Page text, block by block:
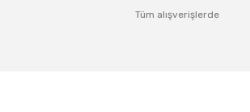
Tüm alışverişlerde